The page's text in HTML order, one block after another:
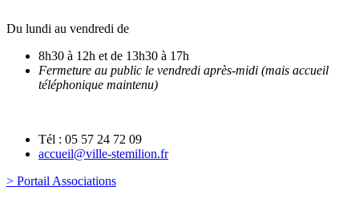
Du lundi au vendredi de
8h30 à 12h et de 13h30 à 17h
Fermeture au public le vendredi après-midi (mais accueil
téléphonique maintenu)
Tél : 05 57 24 72 09
accueil@ville-stemilion.fr
> Portail Associations